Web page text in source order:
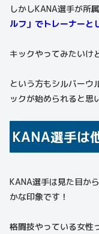
しかしKANA選手が所
ルフ」でトレーナーと
キックやってみたいけ
という方もシルバーウ
ックが始められると
KANA選手は
KANA選手は見た目か
かな印象です！
格闘技やっている女性